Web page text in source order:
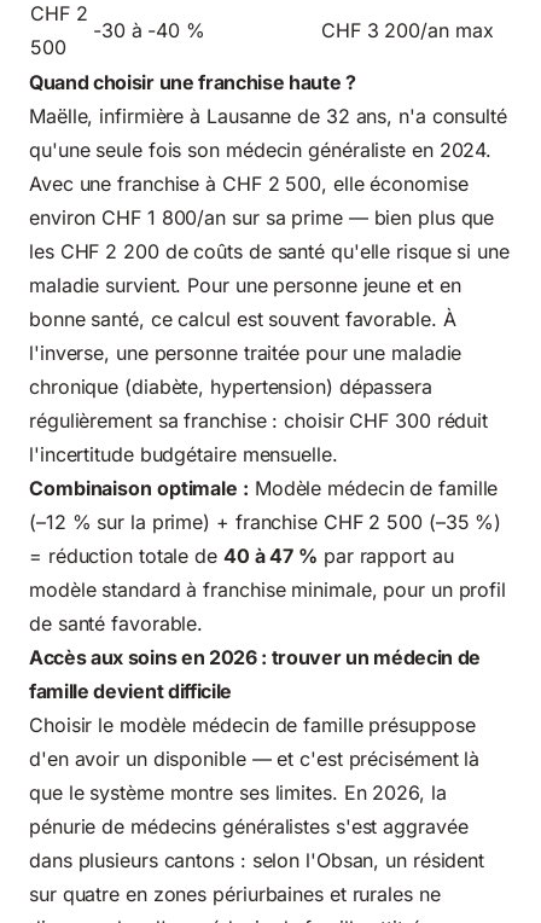
CHF 2
500
-30 à -40 % CHF 3 200/an max
Quand choisir une franchise haute ?
Maëlle, infirmière à Lausanne de 32 ans, n'a consulté
qu'une seule fois son médecin généraliste en 2024.
Avec une franchise à CHF 2 500, elle économise
environ CHF 1 800/an sur sa prime — bien plus que
les CHF 2 200 de coûts de santé qu'elle risque si une
maladie survient. Pour une personne jeune et en
bonne santé, ce calcul est souvent favorable. À
l'inverse, une personne traitée pour une maladie
chronique (diabète, hypertension) dépassera
régulièrement sa franchise : choisir CHF 300 réduit
l'incertitude budgétaire mensuelle.
Combinaison optimale : Modèle médecin de famille
(–12 % sur la prime) + franchise CHF 2 500 (–35 %)
= réduction totale de 40 à 47 % par rapport au
modèle standard à franchise minimale, pour un profil
de santé favorable.
Accès aux soins en 2026 : trouver un médecin de
famille devient difficile
Choisir le modèle médecin de famille présuppose
d'en avoir un disponible — et c'est précisément là
que le système montre ses limites. En 2026, la
pénurie de médecins généralistes s'est aggravée
dans plusieurs cantons : selon l'Obsan, un résident
sur quatre en zones périurbaines et rurales ne